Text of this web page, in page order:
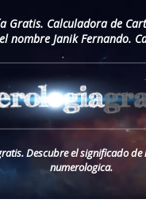
Gratis. Calculadora de
nombre Janik Fernando.
Descubre el significado
numerologica.